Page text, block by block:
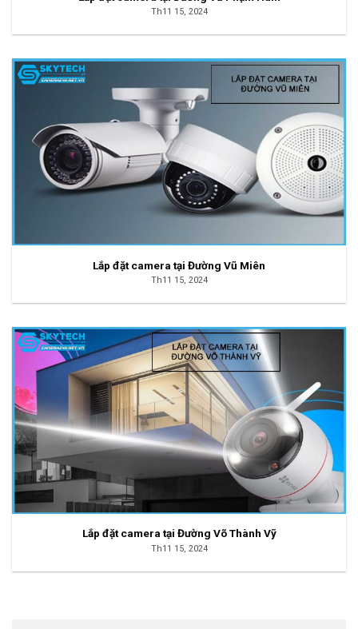
Th11 15, 2024
Lắp đặt camera tại Đường Vũ Miên
Th11 15, 2024
Lắp đặt camera tại Đường Võ Thành Vỹ
Th11 15, 2024